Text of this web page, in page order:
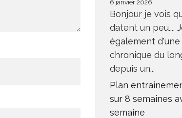
6 janvier 2026
Bonjour je vois
datent un peu....
également
chronique du
depuis un...
Plan
sur 8 semaines
semaine